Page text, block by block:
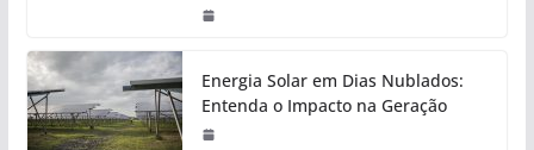
Energia Solar em Dias Nublados:
Entenda o Impacto na Geração